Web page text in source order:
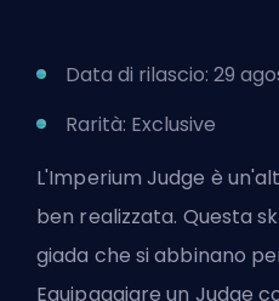
Data di rilascio: 29
Rarità: Exclusive
L'Imperium Judge è
ben realizzata. Questa
giada che si abbinano
Equipaggiare un Judge